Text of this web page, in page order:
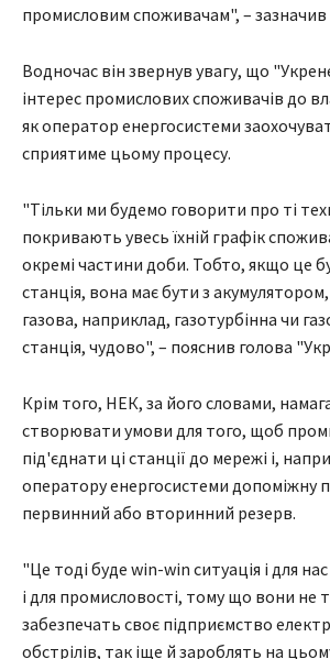
промисловим споживачам", –
Водночас він звернув увагу, що
інтерес промислових споживачів до
як оператор енергосистеми
сприятиме цьому процесу.
"Тільки ми будемо говорити про ті
покривають увесь їхній графік
окремі частини доби. Тобто, якщо це
станція, вона має бути з
газова, наприклад, газотурбінна чи
станція, чудово", – пояснив голова
Крім того, НЕК, за його словами,
створювати умови для того, щоб
під'єднати ці станції до мережі і,
оператору енергосистеми допоміжну
первинний або вторинний резерв.
"Це тоді буде win-win ситуація і для
і для промисловості, тому що вони не
забезпечать своє підприємство
обстрілів, так іще й зароблять на